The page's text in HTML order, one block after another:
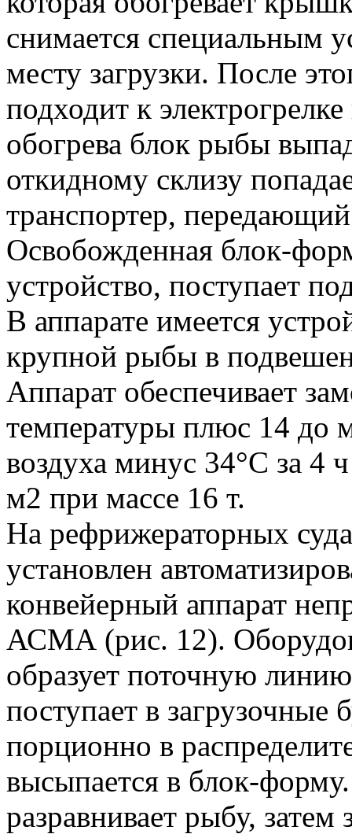
снимается специальным
месту загрузки. После
подходит к
обогрева блок рыбы
откидному склизу
транспортер, передающий
Освобожденная блок-
устройство, поступает
В аппарате имеется
крупной рыбы в
Аппарат обеспечивает
температуры плюс 14 до
воздуха минус 34°С за 4
м2 при массе 16 т.
На рефрижераторных
установлен
конвейерный аппарат
АСМА (рис. 12).
образует поточную
поступает в загрузочные
порционно в
высыпается в блок-
разравнивает рыбу,